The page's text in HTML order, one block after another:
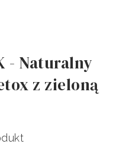
- Naturalny
z zieloną